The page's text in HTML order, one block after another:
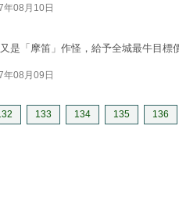
年08月10日
是「摩笛」作怪，給予全城最牛目標
年08月09日
133 134 135 136